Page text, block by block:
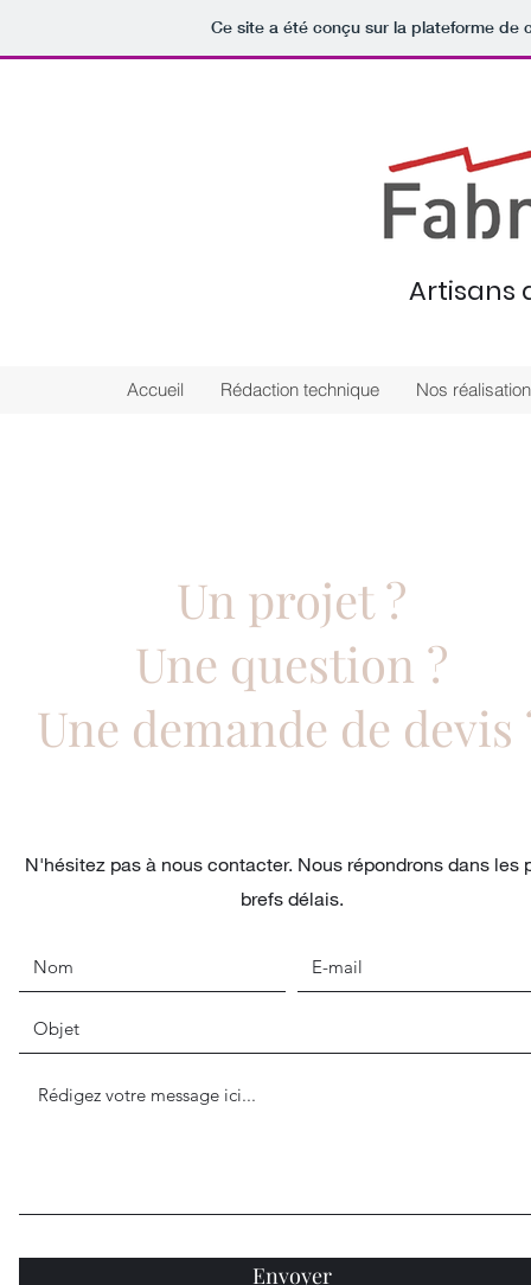
Ce site a été conçu sur la plateforme
Artisans
Accueil Rédaction technique Nos
Un projet ?
Une question ?
Une demande de devis
N'hésitez pas à nous contacter. Nous répondrons dans les
brefs délais.
Envoyer